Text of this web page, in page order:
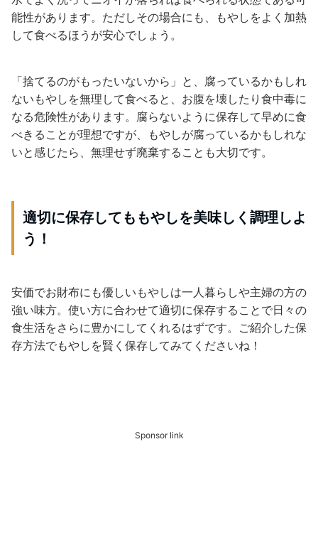
能性があります。ただしその場合にも、もやしをよく加熱
して食べるほうが安心でしょう。
「捨てるのがもったいないから」と、腐っているかもしれ
ないもやしを無理して食べると、お腹を壊したり食中毒に
なる危険性があります。腐らないように保存して早めに食
べきることが理想ですが、もやしが腐っているかもしれな
いと感じたら、無理せず廃棄することも大切です。
適切に保存してももやしを美味しく調理しよ
う！
安価でお財布にも優しいもやしは一人暮らしや主婦の方の
強い味方。使い方に合わせて適切に保存することで日々の
食生活をさらに豊かにしてくれるはずです。ご紹介した保
存方法でもやしを賢く保存してみてくださいね！
Sponsor link